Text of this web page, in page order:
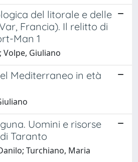
del litorale e delle
Francia). Il relitto di
Man 1
Volpe, Giuliano
Mediterraneo in età
Uomini e risorse
Taranto
Turchiano, Maria